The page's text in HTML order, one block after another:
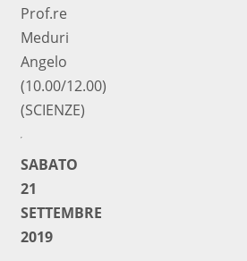
Prof.re
Meduri
Angelo
(10.00/12.00)
(SCIENZE)
SABATO
21
SETTEMBRE
2019